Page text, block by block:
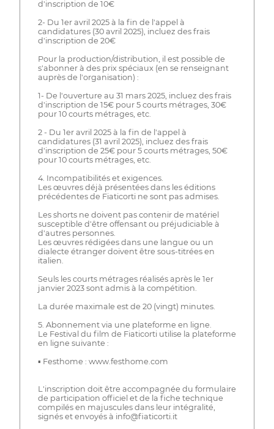
d'inscription de 10€
2- Du 1er avril 2025 à la fin de l'appel à
candidatures (30 avril 2025), incluez des frais
d'inscription de 20€
Pour la production/distribution, il est possible de
s'abonner à des prix spéciaux (en se renseignant
auprès de l'organisation) :
1- De l'ouverture au 31 mars 2025, incluez des frais
d'inscription de 15€ pour 5 courts métrages, 30€
pour 10 courts métrages, etc.
2 - Du 1er avril 2025 à la fin de l'appel à
candidatures (31 avril 2025), incluez des frais
d'inscription de 25€ pour 5 courts métrages, 50€
pour 10 courts métrages, etc.
4. Incompatibilités et exigences.
Les œuvres déjà présentées dans les éditions
précédentes de Fiaticorti ne sont pas admises.
Les shorts ne doivent pas contenir de matériel
susceptible d'être offensant ou préjudiciable à
d'autres personnes.
Les œuvres rédigées dans une langue ou un
dialecte étranger doivent être sous-titrées en
italien.
Seuls les courts métrages réalisés après le 1er
janvier 2023 sont admis à la compétition.
La durée maximale est de 20 (vingt) minutes.
5. Abonnement via une plateforme en ligne.
Le Festival du film de Fiaticorti utilise la plateforme
en ligne suivante :
▪ Festhome : www.festhome.com
L'inscription doit être accompagnée du formulaire
de participation officiel et de la fiche technique
compilés en majuscules dans leur intégralité,
signés et envoyés à info@fiaticorti.it